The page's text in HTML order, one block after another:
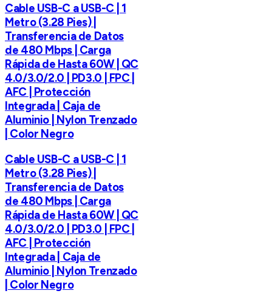
Cable USB-C a USB-C | 1
Metro (3.28 Pies) |
Transferencia de Datos
de 480 Mbps | Carga
Rápida de Hasta 60W | QC
4.0/3.0/2.0 | PD3.0 | FPC |
AFC | Protección
Integrada | Caja de
Aluminio | Nylon Trenzado
| Color Negro
Cable USB-C a USB-C | 1
Metro (3.28 Pies) |
Transferencia de Datos
de 480 Mbps | Carga
Rápida de Hasta 60W | QC
4.0/3.0/2.0 | PD3.0 | FPC |
AFC | Protección
Integrada | Caja de
Aluminio | Nylon Trenzado
| Color Negro